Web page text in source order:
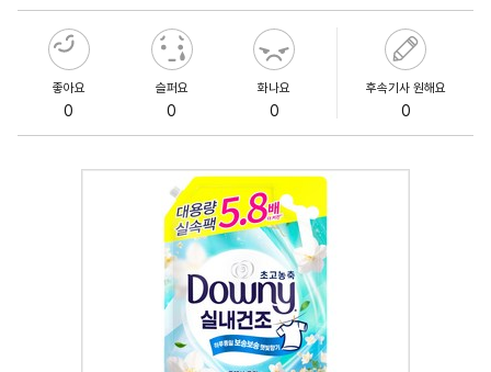
좋아요
0
슬퍼요
0
화나요
0
후속기사 원해요
0